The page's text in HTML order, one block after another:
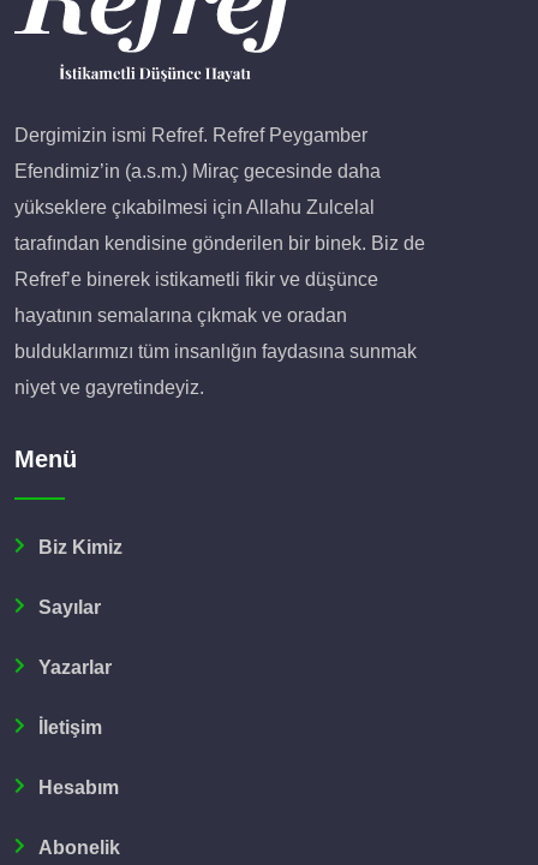
Dergimizin ismi Refref. Refref Peygamber
Efendimiz’in (a.s.m.) Miraç gecesinde daha
yükseklere çıkabilmesi için Allahu Zulcelal
tarafından kendisine gönderilen bir binek. Biz de
Refref’e binerek istikametli fikir ve düşünce
hayatının semalarına çıkmak ve oradan
bulduklarımızı tüm insanlığın faydasına sunmak
niyet ve gayretindeyiz.
Menü
Biz Kimiz
Sayılar
Yazarlar
İletişim
Hesabım
Abonelik